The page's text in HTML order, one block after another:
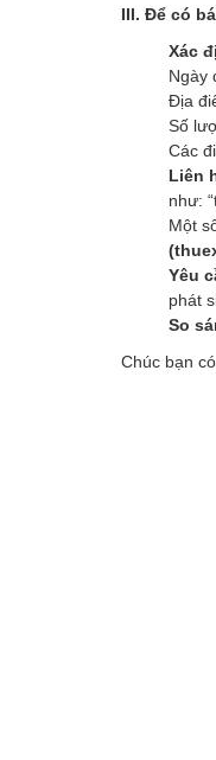
III. Để có
Xác
Ngày
Địa
Số
Các
Liên
như:
Một
Yêu
phát
So
Chúc bạn